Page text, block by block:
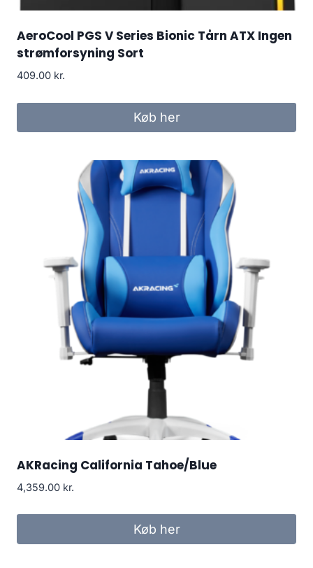
AeroCool PGS V Series Bionic Tårn ATX Ingen
strømforsyning Sort
409.00 kr.
Køb her
AKRacing California Tahoe/Blue
4,359.00 kr.
Køb her